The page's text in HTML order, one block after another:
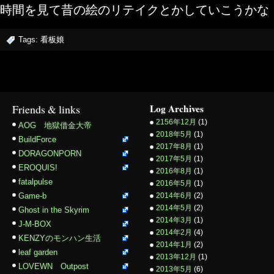
時間を見て昔の絵のリテイクとかしていこうかな
Tags: 看板娘
Friends & links
AOG 地獄借金大帝
BuildForce
DORAGONPORN
EROQUIS!
fatalpulse
Game-b
Ghost in the Skyrim
J-M-BOX
KENZYのモンハン生活
leaf garden
LOVEWN Outpost
Log Archives
2156年12月 (1)
2018年5月 (1)
2017年8月 (1)
2017年5月 (1)
2016年8月 (1)
2016年5月 (1)
2014年6月 (2)
2014年5月 (2)
2014年3月 (1)
2014年2月 (4)
2014年1月 (2)
2013年12月 (1)
2013年5月 (6)